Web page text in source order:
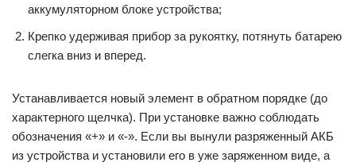
аккумуляторном блоке устройства;
Крепко удерживая прибор за рукоятку, потянуть батарею
слегка вниз и вперед.
Устанавливается новый элемент в обратном порядке (до
характерного щелчка). При установке важно соблюдать
обозначения «+» и «-». Если вы вынули разряженный АКБ
из устройства и установили его в уже заряженном виде, а